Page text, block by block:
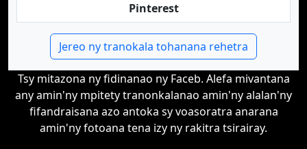
Pinterest
Jereo ny tranokala tohanana rehetra
Tsy mitazona ny fidinanao ny Faceb. Alefa mivantana
any amin'ny mpitety tranonkalanao amin'ny alalan'ny
fifandraisana azo antoka sy voasoratra anarana
amin'ny fotoana tena izy ny rakitra tsirairay.